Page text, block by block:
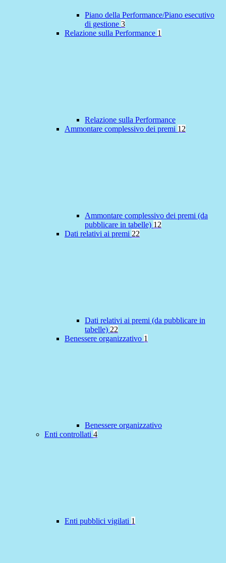
Piano della Performance/Piano esecutivo
di gestione 3
Relazione sulla Performance 1
Relazione sulla Performance
Ammontare complessivo dei premi 12
Ammontare complessivo dei premi (da
pubblicare in tabelle) 12
Dati relativi ai premi 22
Dati relativi ai premi (da pubblicare in
tabelle) 22
Benessere organizzativo 1
Benessere organizzativo
Enti controllati 4
Enti pubblici vigilati 1